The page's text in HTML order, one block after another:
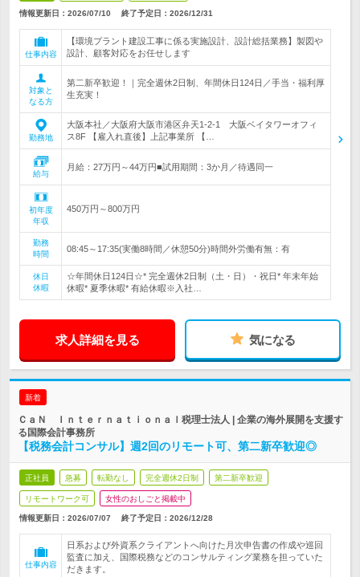
情報更新日：2026/07/10 終了予定日： 2026/12/31
仕事内容
【環境プラント建設工事に係る実施設計、設計総括業務】製図や
設計、顧客対応をお任せします
対象と
なる方
第二新卒歓迎！｜完全週休2日制、年間休日124日／手当・福利厚
生充実！
勤務地
大阪本社／大阪府大阪市港区弁天1-2-1 大阪ベイタワーオフィ
ス8F 【雇入れ直後】上記事業所 【…
給与
月給：27万円～44万円■試用期間：3か月／待遇同一
初年度
年収
450万円～800万円
勤務
時間
08:45～17:35(実働8時間／休憩50分)時間外労働有無：有
休日
休暇
☆年間休日124日☆* 完全週休2日制（土・日）・祝日* 年末年始
休暇* 夏季休暇* 有給休暇※入社…
求人詳細を見る 気になる
新着
ＣａＮ Ｉｎｔｅｒｎａｔｉｏｎａｌ税理士法人 | 企業の海外展開を支援す
る国際会計事務所
【税務会計コンサル】週2回のリモート可、第二新卒歓迎◎
正社員 急募 転勤なし 完全週休2日制 第二新卒歓迎
リモートワーク可 女性のおしごと掲載中
情報更新日：2026/07/07 終了予定日： 2026/12/28
仕事内容
日系および外資系クライアントへ向けた月次申告書の作成や巡回
監査に加え、国際税務などのコンサルティング業務を担っていた
だきます。